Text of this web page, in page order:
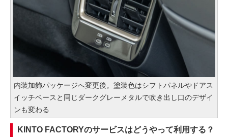
内装加飾パッケージへ変更後。塗装色はシフトパネルやドアス
イッチベースと同じダークグレーメタルで吹き出し口のデザイ
ンも変わる
KINTO FACTORYのサービスはどうやって利用する？